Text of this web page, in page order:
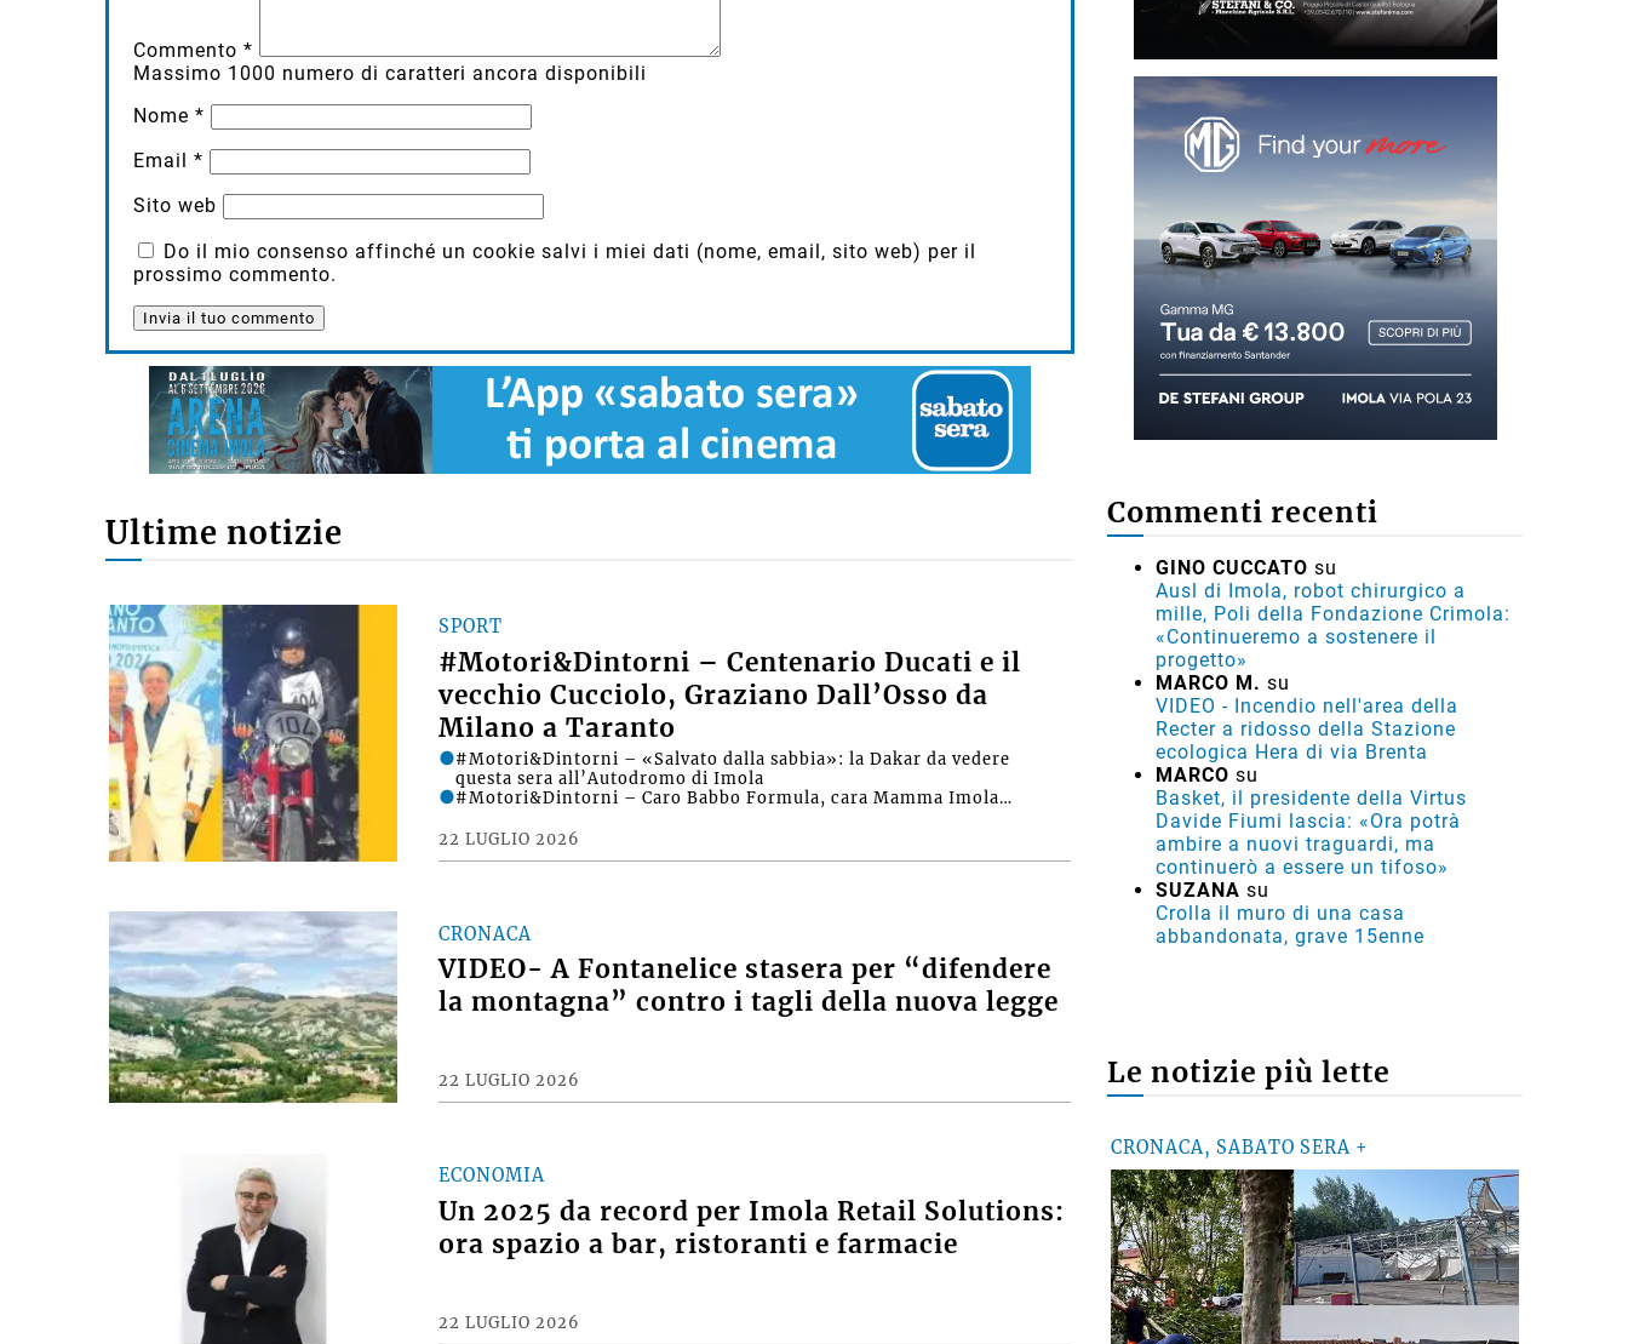
Commento *
Massimo 1000 numero di caratteri ancora disponibili
Nome *
Email *
Sito web
Do il mio consenso affinché un cookie salvi i miei dati (nome, email, sito web) per il
prossimo commento.
Ultime notizie
SPORT
#Motori&Dintorni – Centenario Ducati e il
vecchio Cucciolo, Graziano Dall’Osso da
Milano a Taranto
22 LUGLIO 2026
#Motori&Dintorni – «Salvato dalla sabbia»: la Dakar da vedere
questa sera all’Autodromo di Imola
#Motori&Dintorni – Caro Babbo Formula, cara Mamma Imola…
CRONACA
VIDEO- A Fontanelice stasera per “difendere
la montagna” contro i tagli della nuova legge
22 LUGLIO 2026
ECONOMIA
Un 2025 da record per Imola Retail Solutions:
ora spazio a bar, ristoranti e farmacie
22 LUGLIO 2026
Commenti recenti
GINO CUCCATO su
Ausl di Imola, robot chirurgico a
mille, Poli della Fondazione Crimola:
«Continueremo a sostenere il
progetto»
MARCO M. su
VIDEO - Incendio nell'area della
Recter a ridosso della Stazione
ecologica Hera di via Brenta
MARCO su
Basket, il presidente della Virtus
Davide Fiumi lascia: «Ora potrà
ambire a nuovi traguardi, ma
continuerò a essere un tifoso»
SUZANA su
Crolla il muro di una casa
abbandonata, grave 15enne
Le notizie più lette
CRONACA, SABATO SERA +